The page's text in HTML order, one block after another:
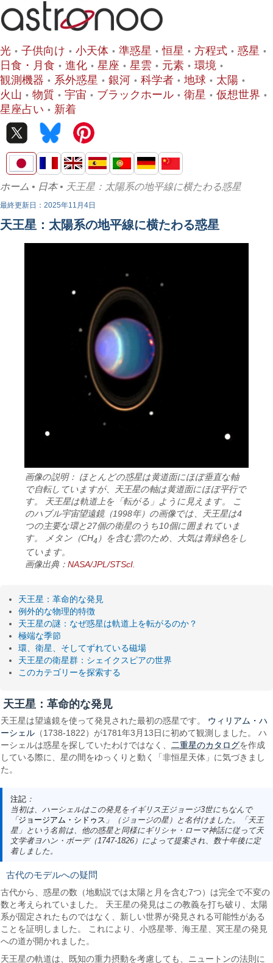
光 子供向け 小天体 準惑星 恒星 方程式
惑星
日食・月食
進化 星座 星雲 元素
環境
観測機器
系外惑星 銀河 科学者 地球
太陽
火山
物質 宇宙 ブラックホール 衛星
仮想世界
星座占い
新着
ホーム • 日本• 天王星：太陽系の地平線に横たわる惑星
最終更新日：2025年11月4日
天王星：太陽系の地平線に横たわる惑星
画像の説明： ほとんどの惑星は黄道面にほぼ垂直な軸
で自転していますが、天王星の軸は黄道面にほぼ平行で
す。 天王星は軌道上を「転がる」ように見えます。 こ
のハブル宇宙望遠鏡（1998年）の画像では、天王星は4
つの主要な環と27個の衛星のうち10個に囲まれていま
す。 メタン（CH4 ）を含む雲のため、大気は青緑色をし
ています。
画像出典：NASA/JPL/STScI.
天王星：革命的な発見
例外的な物理的特徴
天王星の謎：なぜ惑星は軌道上を転がるのか？
極端な季節
環、衛星、そしてずれている磁場
天王星の衛星群：シェイクスピアの世界
このカテゴリーを探索する
天王星：革命的な発見
天王星は望遠鏡を使って発見された最初の惑星です。 ウィリアム・ハ
ーシェル （1738-1822）が1781年3月13日に初めて観測しました。 ハ
ーシェルは惑星を探していたわけではなく、二重星のカタログを作成
している際に、星の間をゆっくりと動く「非恒星天体」に気づきまし
た。
注記：
当初は、ハーシェルはこの発見をイギリス王ジョージ3世にちなんで
「 ジョージアム・シドゥス 」（ジョージの星）と名付けました。「天王
星」という名前は、他の惑星と同様にギリシャ・ローマ神話に従って天
文学者ヨハン・ボーデ（1747-1826）によって提案され、数十年後に定
着しました。
古代のモデルへの疑問
古代から、惑星の数（地動説では太陽と月を含む7つ）は完全で不変の
数と考えられていました。 天王星の発見はこの教義を打ち破り、太陽
系が固定されたものではなく、新しい世界が発見される可能性がある
ことを証明しました。 これにより、小惑星帯、海王星、冥王星の発見
への道が開かれました。
天王星の軌道は、既知の重力摂動を考慮しても、ニュートンの法則に